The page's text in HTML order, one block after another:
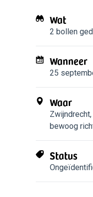
Wat
2 bollen
Wanneer
25
Waar
Zwijndrecht,
bewoog
Status